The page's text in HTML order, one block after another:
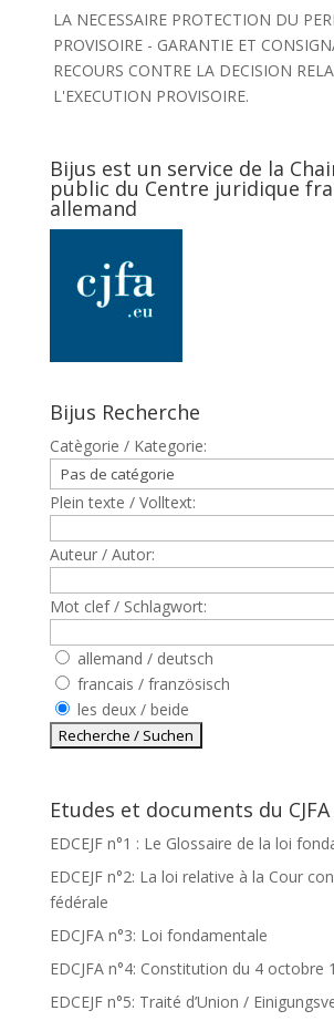
LA NECESSAIRE PROTECTION DU
PROVISOIRE - GARANTIE ET
RECOURS CONTRE LA DECISION
L'EXECUTION PROVISOIRE.
Bijus est un service de la
public du Centre juridique
allemand
Bijus Recherche
Catègorie / Kategorie:
Plein texte / Volltext:
Auteur / Autor:
Mot clef / Schlagwort:
allemand / deutsch
francais / französisch
les deux / beide
Etudes et documents du CJFA
EDCEJF n°1 : Le Glossaire de la loi
EDCEJF n°2: La loi relative à la Cour
fédérale
EDCJFA n°3: Loi fondamentale
EDCJFA n°4: Constitution du 4 octobre
EDCEJF n°5: Traité d’Union /